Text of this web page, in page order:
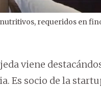
requeridos en
viene
Es socio de la